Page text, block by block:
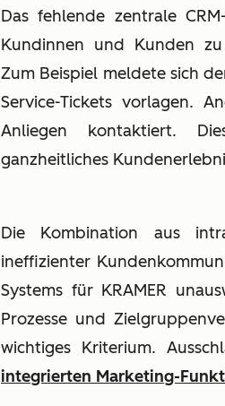
Das fehlende zentrale
Kundinnen und Kunden
Zum Beispiel meldete sich
Service-Tickets vorlagen.
Anliegen kontaktiert.
ganzheitliches
Die Kombination aus
ineffizienter
Systems für KRAMER
Prozesse und
wichtiges Kriterium.
integrierten Marketing-